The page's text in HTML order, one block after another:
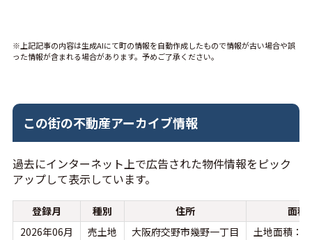
※上記記事の内容は生成AIにて町の情報を自動作成したもので情報が古い場合や誤
った情報が含まれる場合があります。予めご了承ください。
この街の不動産アーカイブ情報
過去にインターネット上で広告された物件情報をピック
アップして表示しています。
登録月 種別 住所
面積
2026年06月
売土地 大阪府交野市幾野一丁目
土地面積：